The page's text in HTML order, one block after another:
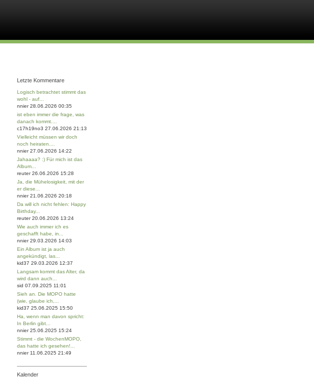
Letzte Kommentare
Logisch betrachtet stimmt das
wohl - auf...
nnier 28.06.2026 00:35
ist eben immer die frage, was
danach kommt....
c17h19no3 27.06.2026 21:13
Vielleicht müssen wir doch
noch heiraten....
nnier 27.06.2026 14:22
Jahaaaa? :) Für mich ist das
Album...
reuter 26.06.2026 15:28
Ja, die Mühelosigkeit, mit der
er diese...
nnier 21.06.2026 20:18
Da will ich nicht fehlen: Happy
Birthday...
reuter 20.06.2026 13:24
Wie auch immer ich es
geschafft habe, in...
nnier 29.03.2026 14:03
Ein Album ist ja auch
angekündigt, las...
kid37 29.03.2026 12:37
Langsam kommt das Alter, da
wird dann auch...
sid 07.09.2025 11:01
Sieh an. Die MOPO hatte
(wie, glaube ich,...
kid37 25.06.2025 15:50
Ha, wenn man davon spricht:
In Berlin gibt...
nnier 25.06.2025 15:24
Stimmt - die WochenMOPO,
das hatte ich gesehen!...
nnier 11.06.2025 21:49
Kalender